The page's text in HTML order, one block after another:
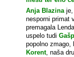
Anja Blazinaje,
nesporni primat
premagala
uspelo tudi
popolno
Korent, naša